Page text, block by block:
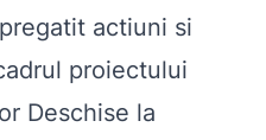
actiuni si
proiectului
Deschise la